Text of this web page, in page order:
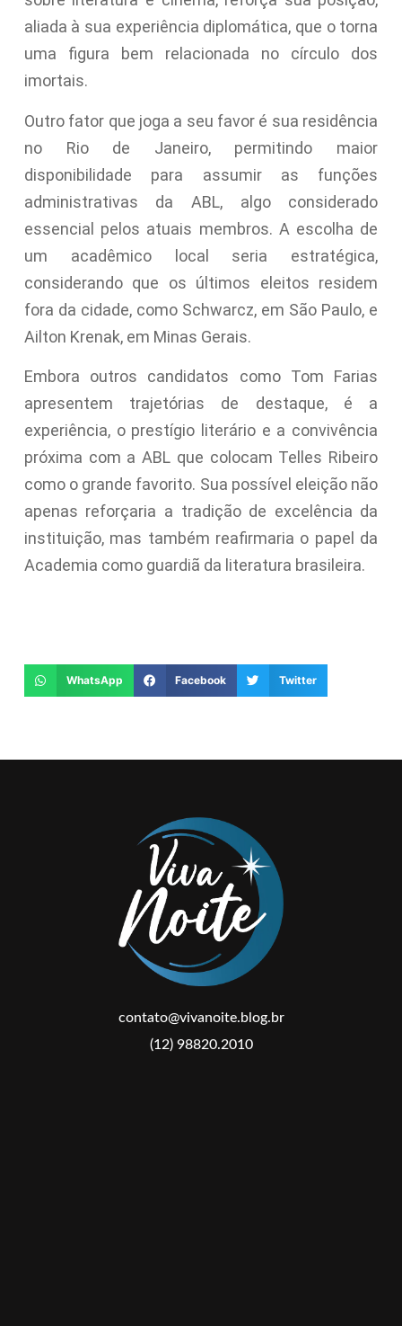
aliada à sua experiência diplomática, que o torna
uma figura bem relacionada no círculo dos
imortais.
Outro fator que joga a seu favor é sua residência
no Rio de Janeiro, permitindo maior
disponibilidade para assumir as funções
administrativas da ABL, algo considerado
essencial pelos atuais membros. A escolha de
um acadêmico local seria estratégica,
considerando que os últimos eleitos residem
fora da cidade, como Schwarcz, em São Paulo, e
Ailton Krenak, em Minas Gerais.
Embora outros candidatos como Tom Farias
apresentem trajetórias de destaque, é a
experiência, o prestígio literário e a convivência
próxima com a ABL que colocam Telles Ribeiro
como o grande favorito. Sua possível eleição não
apenas reforçaria a tradição de excelência da
instituição, mas também reafirmaria o papel da
Academia como guardiã da literatura brasileira.
WhatsApp Facebook Twitter
contato@vivanoite.blog.br
(12) 98820.2010